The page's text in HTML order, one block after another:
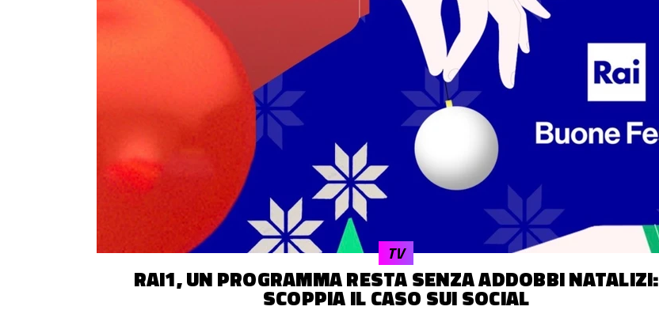
RAI1, UN PROGRAMMA RESTA SENZA ADDOBBI NATALIZI:
SCOPPIA IL CASO SUI SOCIAL
TV